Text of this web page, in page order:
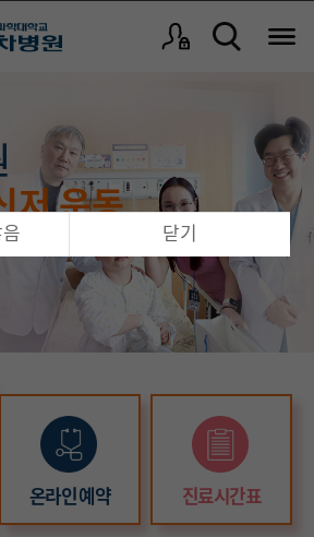
양내과 김주항 교수
센터 심영목 교수
뚝
술센터
저 운동
응급의료센터
의료기관 평가
24시간
.
지정
급의료센터
채널
온라인 예약 진료시간표
닫기